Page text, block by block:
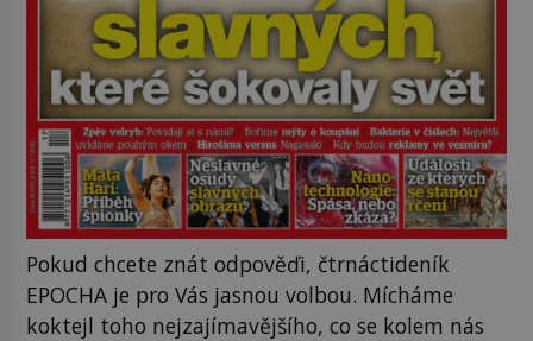
Pokud chcete znát odpověďi, čtrnáctideník
EPOCHA je pro Vás jasnou volbou. Mícháme
koktejl toho nejzajímavějšího, co se kolem nás